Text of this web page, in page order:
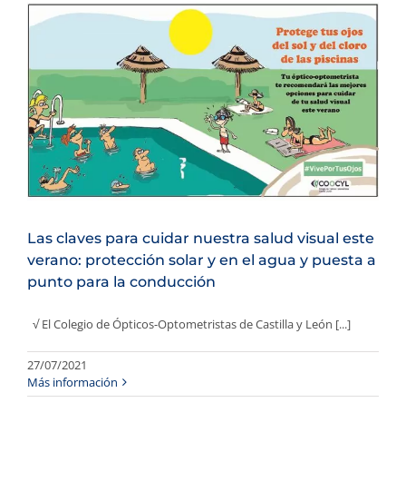
Las claves para cuidar nuestra salud visual este
verano: protección solar y en el agua y puesta a
punto para la conducción
√ El Colegio de Ópticos-Optometristas de Castilla y León [...]
27/07/2021
Más información